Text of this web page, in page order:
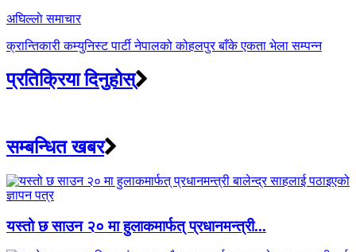
अघिल्लाे समाचार
क्रान्तिकारी कम्युनिस्ट पार्टी नेपालको कोहलपुर बाँके एकता भेला सम्पन्न
प्रतिक्रिया दिनुहोस्
सम्बन्धित खबर
यस्तो छ साउन २० मा हुलाकमार्फत् प्रधानमन्त्री...